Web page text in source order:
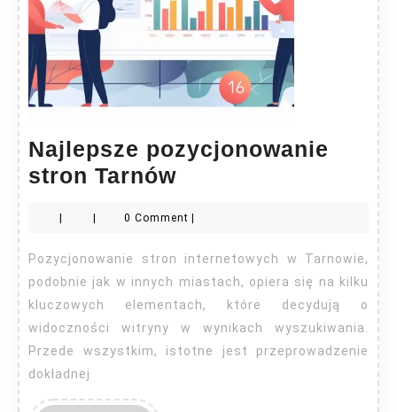
Najlepsze pozycjonowanie
stron TarnówNajlepsze
stron
Tarnów
0 Comment
Pozycjonowanie stron internetowych w Tarnowie,
podobnie jak w innych miastach, opiera się na kilku
kluczowych elementach, które decydują o
widoczności witryny w wynikach wyszukiwania.
Przede wszystkim, istotne jest przeprowadzenie
dokładnej